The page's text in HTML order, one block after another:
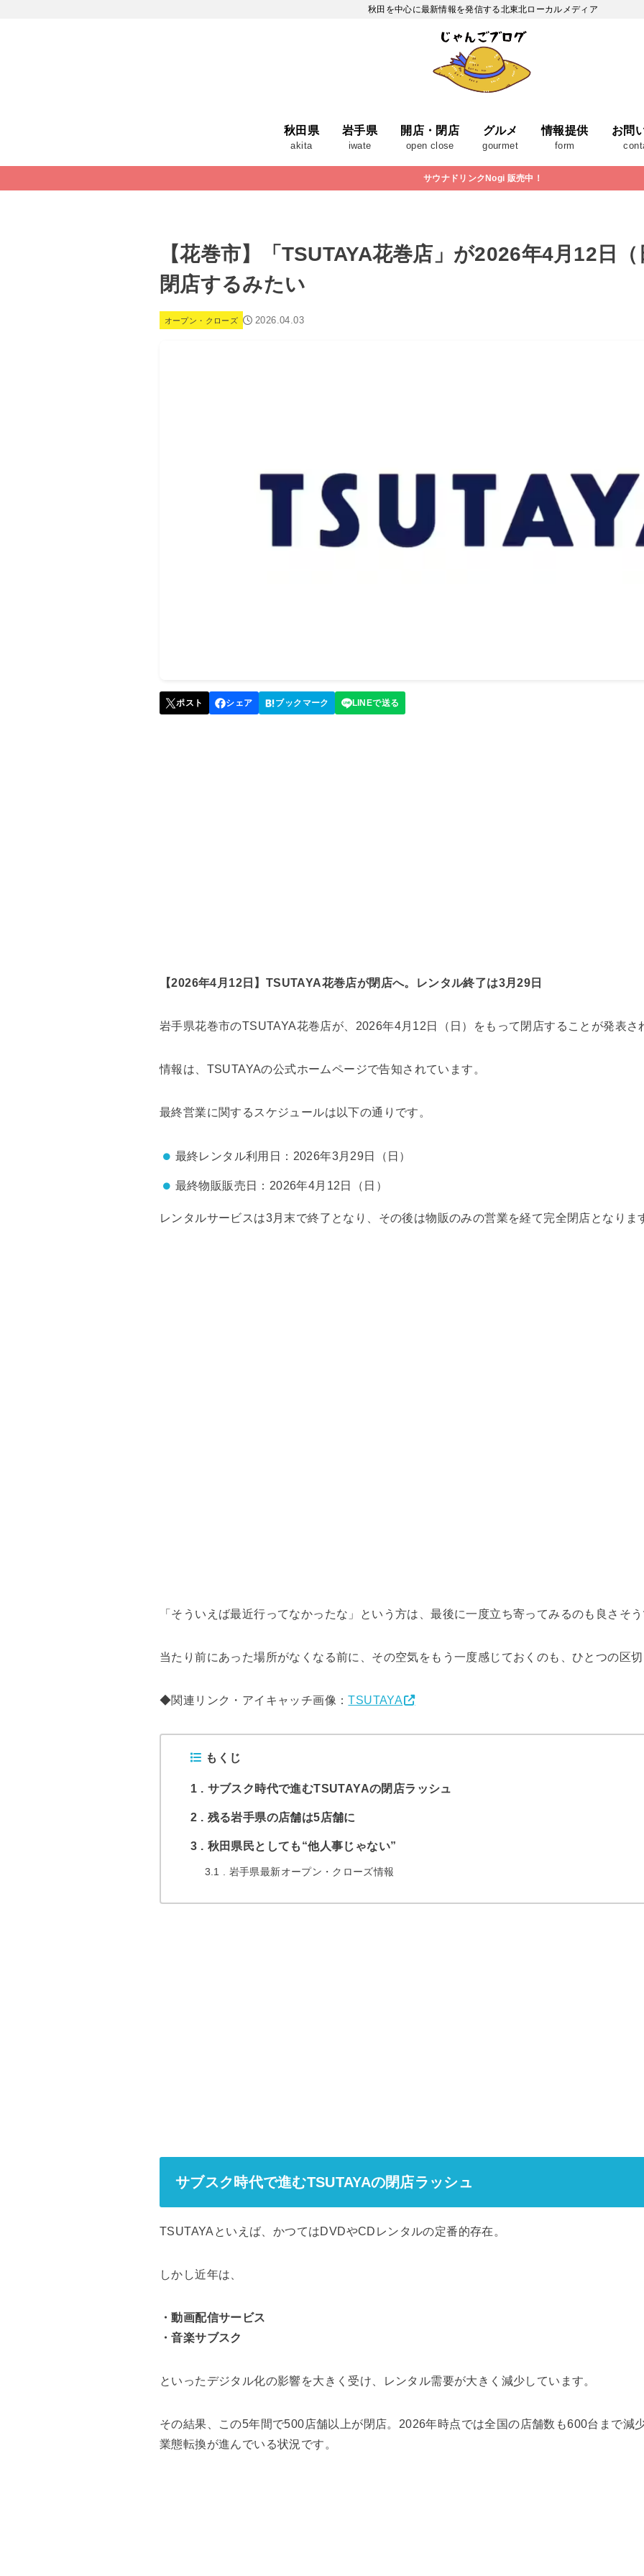
秋田を中心に最新情報を発信する北東北ローカルメディア
秋田県
akita
岩手県
iwate
開店・閉店
open close
グルメ
gourmet
情報提供
form
お問
サウナドリンクNogi 販売中！
【花巻市】「TSUTAYA花巻店」が2026年4月12日
閉店するみたい
オープン・クローズ 2026.04.03
【2026年4月12日】TSUTAYA花巻店が閉店へ。レンタル終了は3月29日
岩手県花巻市のTSUTAYA花巻店が、2026年4月12日（日）をもって閉店することが発表さ
情報は、TSUTAYAの公式ホームページで告知されています。
最終営業に関するスケジュールは以下の通りです。
最終レンタル利用日：2026年3月29日（日）
最終物販販売日：2026年4月12日（日）
レンタルサービスは3月末で終了となり、その後は物販のみの営業を経て完全閉店となりま
「そういえば最近行ってなかったな」という方は、最後に一度立ち寄ってみるのも良さそう
当たり前にあった場所がなくなる前に、その空気をもう一度感じておくのも、ひとつの区切
◆関連リンク・アイキャッチ画像：TSUTAYA
もくじ
1 サブスク時代で進むTSUTAYAの閉店ラッシュ
2 残る岩手県の店舗は5店舗に
3 秋田県民としても“他人事じゃない”
3.1 岩手県最新オープン・クローズ情報
サブスク時代で進むTSUTAYAの閉店ラッシュ
TSUTAYAといえば、かつてはDVDやCDレンタルの定番的存在。
しかし近年は、
・動画配信サービス
・音楽サブスク
といったデジタル化の影響を大きく受け、レンタル需要が大きく減少しています。
その結果、この5年間で500店舗以上が閉店。2026年時点では全国の店舗数も600台まで減
業態転換が進んでいる状況です。